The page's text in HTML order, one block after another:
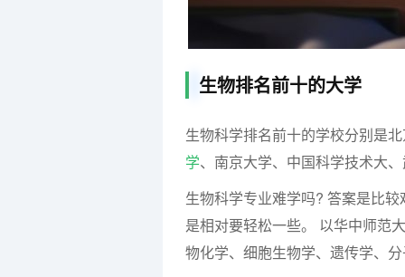
生物排名前十的大学
生物科学排名前十的学校分别是
学、南京大学、中国科学技术大
生物科学专业难学吗? 答案是比
是相对要轻松一些。 以华中师范
物化学、细胞生物学、遗传学、